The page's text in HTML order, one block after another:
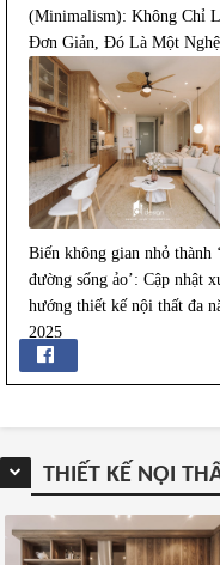
(Minimalism): Không Chỉ
Đơn Giản, Đó Là Một Nghệ
Thuật Sống
Biến không gian nhỏ thành
đường sống ảo’: Cập nhật
hướng thiết kế nội thất đa
2025
THIẾT KẾ NỘI